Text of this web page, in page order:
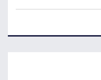
رقم آخر کد ملی صفر تا ۲
مناطق تهران چقدر